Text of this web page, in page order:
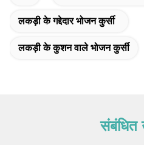
लकड़ी के गद्देदार भोजन कुर्सी
लकड़ी के कुशन वाले भोजन कुर्सी
संबंधित